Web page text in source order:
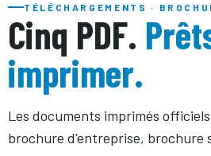
TÉLÉCHARGEMENTS ·
Cinq PDF.
imprimer.
Les documents imprimés
brochure d'entreprise, brochure